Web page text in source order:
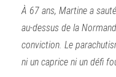
À 67 ans, Martine a
au-dessus de la
conviction. Le
ni un caprice ni un défi